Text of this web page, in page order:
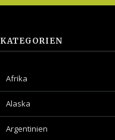
KATEGORIEN
Afrika
Alaska
Argentinien